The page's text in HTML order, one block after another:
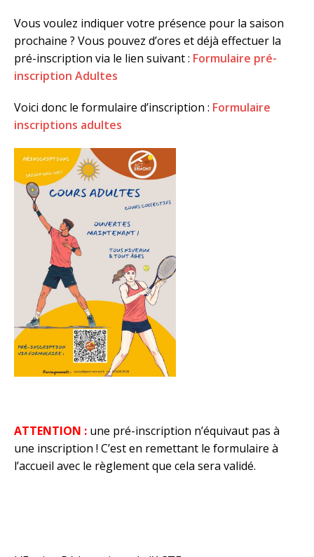
Vous voulez indiquer votre présence pour la saison
prochaine ? Vous pouvez d’ores et déjà effectuer la
pré-inscription via le lien suivant : Formulaire pré-
inscription Adultes
Voici donc le formulaire d’inscription : Formulaire
inscriptions adultes
ATTENTION : une pré-inscription n’équivaut pas à
une inscription ! C’est en remettant le formulaire à
l’accueil avec le règlement que cela sera validé.